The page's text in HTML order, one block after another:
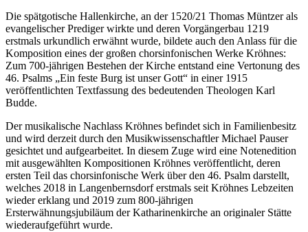
Die spätgotische Hallenkirche, an der 1520/21 Thomas Müntzer als
evangelischer Prediger wirkte und deren Vorgängerbau 1219
erstmals urkundlich erwähnt wurde, bildete auch den Anlass für die
Komposition eines der großen chorsinfonischen Werke Kröhnes:
Zum 700-jährigen Bestehen der Kirche entstand eine Vertonung des
46. Psalms „Ein feste Burg ist unser Gott“ in einer 1915
veröffentlichten Textfassung des bedeutenden Theologen Karl
Budde.
Der musikalische Nachlass Kröhnes befindet sich in Familienbesitz
und wird derzeit durch den Musikwissenschaftler Michael Pauser
gesichtet und aufgearbeitet. In diesem Zuge wird eine Notenedition
mit ausgewählten Kompositionen Kröhnes veröffentlicht, deren
ersten Teil das chorsinfonische Werk über den 46. Psalm darstellt,
welches 2018 in Langenbernsdorf erstmals seit Kröhnes Lebzeiten
wieder erklang und 2019 zum 800-jährigen
Ersterwähnungsjubiläum der Katharinenkirche an originaler Stätte
wiederaufgeführt wurde.